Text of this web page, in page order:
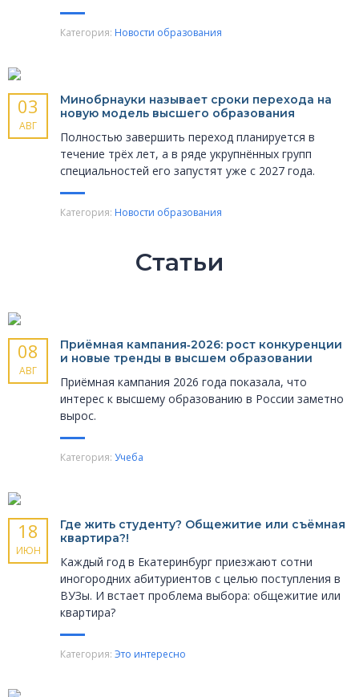
Категория: Новости образования
03
АВГ
Минобрнауки называет сроки перехода на
новую модель высшего образования
Полностью завершить переход планируется в
течение трёх лет, а в ряде укрупнённых групп
специальностей его запустят уже с 2027 года.
Категория: Новости образования
Статьи
08
АВГ
Приёмная кампания‑2026: рост конкуренции
и новые тренды в высшем образовании
Приёмная кампания 2026 года показала, что
интерес к высшему образованию в России заметно
вырос.
Категория: Учеба
18
ИЮН
Где жить студенту? Общежитие или съёмная
квартира?!
Каждый год в Екатеринбург приезжают сотни
иногородних абитуриентов с целью поступления в
ВУЗы. И встает проблема выбора: общежитие или
квартира?
Категория: Это интересно